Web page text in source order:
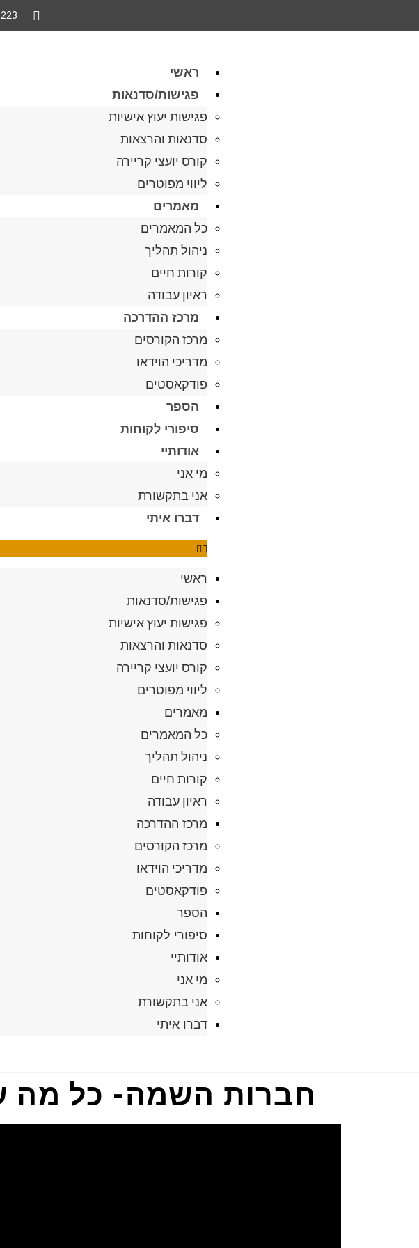
ראשי
פגישות/סדנאות
פגישות יעוץ אישיות
סדנאות והרצאות
קורס יועצי קריירה
ליווי מפוטרים
מאמרים
כל המאמרים
ניהול תהליך
קורות חיים
ראיון עבודה
מרכז ההדרכה
מרכז הקורסים
מדריכי הוידאו
פודקאסטים
הספר
סיפורי לקוחות
אודותיי
מי אני
אני בתקשורת
דברו איתי
ראשי
פגישות/סדנאות
פגישות יעוץ אישיות
סדנאות והרצאות
קורס יועצי קריירה
ליווי מפוטרים
מאמרים
כל המאמרים
ניהול תהליך
קורות חיים
ראיון עבודה
מרכז ההדרכה
מרכז הקורסים
מדריכי הוידאו
פודקאסטים
הספר
סיפורי לקוחות
אודותיי
מי אני
אני בתקשורת
דברו איתי
חברות השמה- כל מה